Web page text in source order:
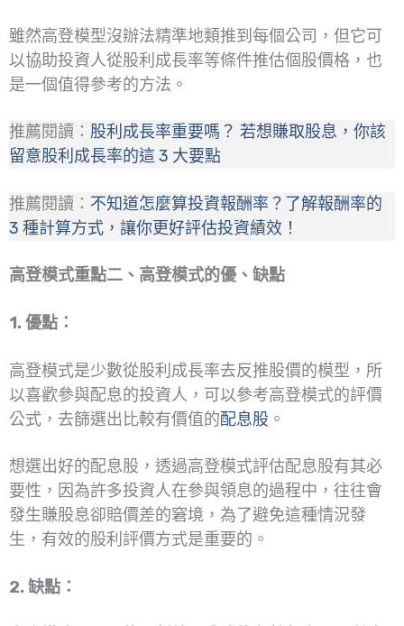
雖然高登模型沒辦法精準地類推到每個公司，但它可
以協助投資人從股利成長率等條件推估個股價格，也
是一個值得參考的方法。
推薦閱讀： 股利成長率重要嗎？ 若想賺取股息，你該
留意股利成長率的這 3 大要點
推薦閱讀： 不知道怎麼算投資報酬率？了解報酬率的
3 種計算方式，讓你更好評估投資績效！
高登模式重點二、高登模式的優、缺點
1. 優點：
高登模式是少數從股利成長率去反推股價的模型，所
以喜歡參與配息的投資人，可以參考高登模式的評價
公式，去篩選出比較有價值的配息股 。
想選出好的配息股，透過高登模式評估配息股有其必
要性，因為許多投資人在參與領息的過程中，往往會
發生賺股息卻賠價差的窘境，為了避免這種情況發
生，有效的股利評價方式是重要的。
2. 缺點：